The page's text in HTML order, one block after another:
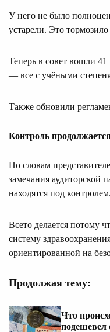
У него не было
устарели. Это
Теперь в совет вошли
— все с учёными
Также обновили
Контроль
По словам
замечания аудиторской
находятся под контролем.
Всето делается потому
систему
ориентированной на
Продолжая тему:
Что
подешевел